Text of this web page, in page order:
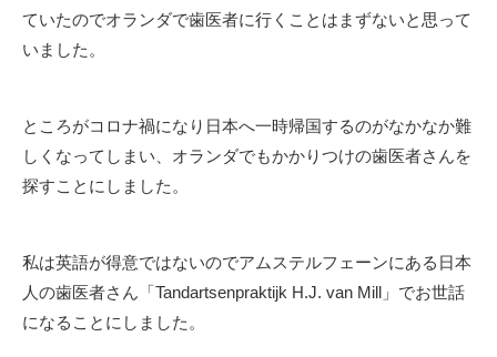
ていたのでオランダで歯医者に行くことはまずないと思って
いました。
ところがコロナ禍になり日本へ一時帰国するのがなかなか難
しくなってしまい、オランダでもかかりつけの歯医者さんを
探すことにしました。
私は英語が得意ではないのでアムステルフェーンにある日本
人の歯医者さん「Tandartsenpraktijk H.J. van Mill」でお世話
になることにしました。